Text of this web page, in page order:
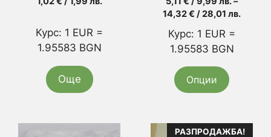
Курс: 1 EUR =
1.95583 BGN
Още
14,32€ / 28,01 лв.Price
Курс: 1 EUR =
1.95583 BGN
Опции
the
product
page
РАЗПРОДАЖБА!
This